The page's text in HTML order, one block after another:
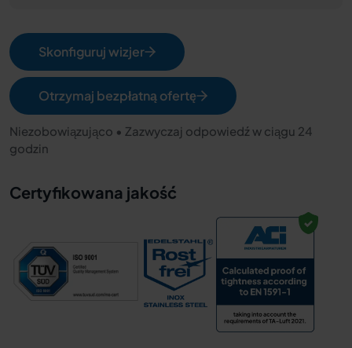
Skonfiguruj wizjer
Otrzymaj bezpłatną ofertę
Niezobowiązująco • Zazwyczaj odpowiedź w ciągu 24
godzin
Certyfikowana jakość